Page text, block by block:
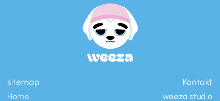
sitemap
Home
Kontakt
weeza studio